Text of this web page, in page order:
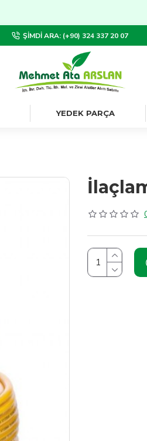
ŞIMDI ARA: (+90) 324 337 20 07
YEDEK PARÇA